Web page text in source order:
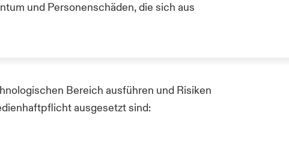
und Personenschäden, die sich aus
Bereich ausführen und Risiken
ausgesetzt sind: